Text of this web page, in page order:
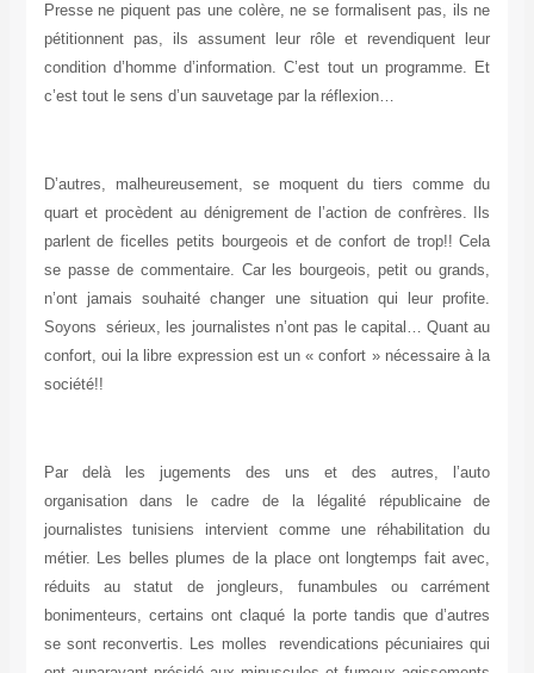
Presse ne piquent pas une colère, ne se formalisent pas, ils ne
pétitionnent pas, ils assument leur rôle et revendiquent leur
condition d’homme d’information. C’est tout un programme. Et
c’est tout le sens d’un sauvetage par la réflexion…
D’autres, malheureusement, se moquent du tiers comme du
quart et procèdent au dénigrement de l’action de confrères. Ils
parlent de ficelles petits bourgeois et de confort de trop!! Cela
se passe de commentaire. Car les bourgeois, petit ou grands,
n’ont jamais souhaité changer une situation qui leur profite.
Soyons sérieux, les journalistes n’ont pas le capital… Quant au
confort, oui la libre expression est un « confort » nécessaire à la
société!!
Par delà les jugements des uns et des autres, l’auto
organisation dans le cadre de la légalité républicaine de
journalistes tunisiens intervient comme une réhabilitation du
métier. Les belles plumes de la place ont longtemps fait avec,
réduits au statut de jongleurs, funambules ou carrément
bonimenteurs, certains ont claqué la porte tandis que d’autres
se sont reconvertis. Les molles revendications pécuniaires qui